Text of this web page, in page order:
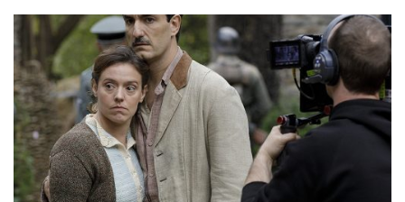
ÚNETE A LA ACADEMIA DE CINE
PRENSA
NEWSLETTER